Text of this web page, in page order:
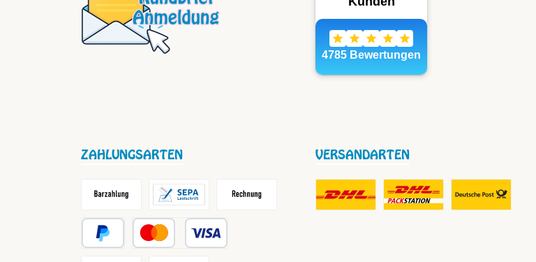
ZAHLUNGSARTEN
Lastschrift Rechnung
Barzahlung / Versandkostenfrei
VERSANDARTEN